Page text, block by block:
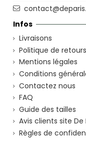
Infos
Livraisons
Politique de retours
Mentions légales
Conditions
Contactez nous
FAQ
Guide des tailles
Avis clients site De
Règles de